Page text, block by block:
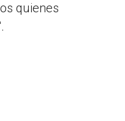
quienes